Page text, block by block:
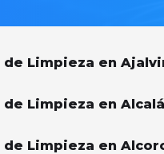
de Limpieza en
de Limpieza en
de Limpieza en